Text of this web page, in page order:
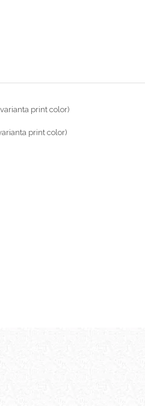
print color)
print color)